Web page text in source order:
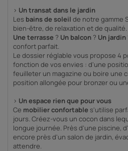
> Un transat dans le jardin
Les bains de soleil de notre gamme
bien-être, de relaxation et de qualité.
Une terrasse ? Un balcon ? Un jardin
confort parfait.
Le dossier réglable vous propose 4
fonction de vos envies : d'une
feuilleter un magazine ou boire une
position allongée pour bronzer ou
> Un espace rien que pour vous
Ce mobilier confortable s'utilise
jours. Créez-vous un cocon dans
longue journée. Près d'une piscine,
encore près d'un salon de jardin,
attendre.